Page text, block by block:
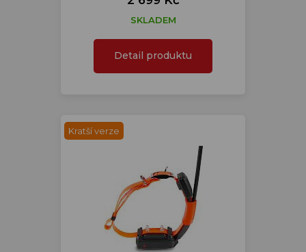
SKLADEM
Detail produktu
Kratší verze